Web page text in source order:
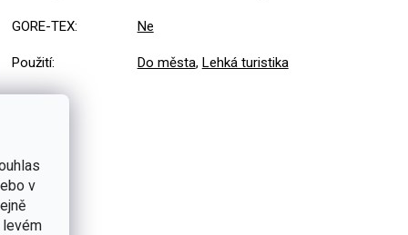
v
levém
GORE-TEX: Ne
Použití: Do města, Lehká turistika